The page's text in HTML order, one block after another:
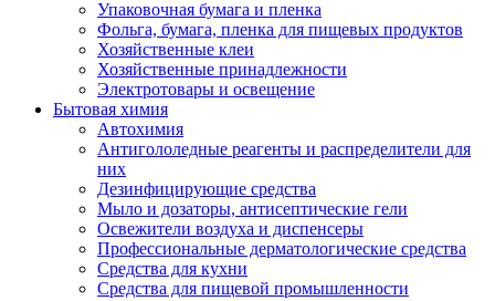
Упаковочная бумага и пленка
Фольга, бумага, пленка для пищевых продуктов
Хозяйственные клеи
Хозяйственные принадлежности
Электротовары и освещение
Бытовая химия
Автохимия
Антигололедные реагенты и распределители для
них
Дезинфицирующие средства
Мыло и дозаторы, антисептические гели
Освежители воздуха и диспенсеры
Профессиональные дерматологические средства
Средства для кухни
Средства для пищевой промышленности